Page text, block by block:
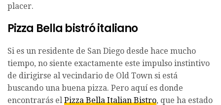
placer.
Pizza Bella bistró italiano
Si es un residente de San Diego desde hace mucho
tiempo, no siente exactamente este impulso instintivo
de dirigirse al vecindario de Old Town si está
buscando una buena pizza. Pero aquí es donde
encontrarás el Pizza Bella Italian Bistro, que ha estado